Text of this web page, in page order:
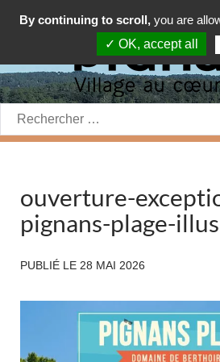
Rechercher:
ouverture-
pignans-plage-illus
PUBLIÉ LE 28 MAI 2026
By continuing to scroll, you are
✓ OK, accept all